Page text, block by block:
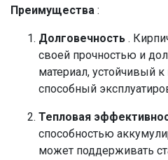
Преимущества :
Долговечность .
своей прочностью и
материал, устойчивый
способный
Тепловая
способностью
может поддерживать